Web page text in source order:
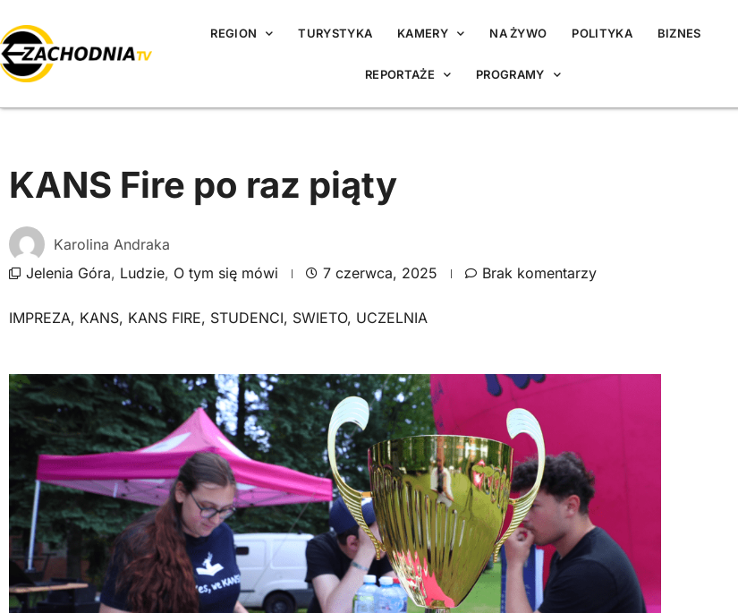
REGION TURYSTYKA KAMERY NA ŻYWO POLITYKA BIZNES
REPORTAŻE PROGRAMY
KANS Fire po raz piąty
Karolina Andraka
Jelenia Góra, Ludzie, O tym się mówi 7 czerwca, 2025 Brak komentarzy
IMPREZA, KANS, KANS FIRE, STUDENCI, SWIETO, UCZELNIA